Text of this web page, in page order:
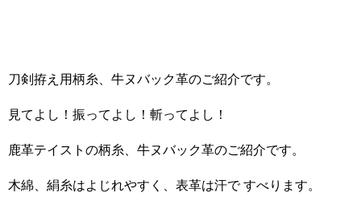
刀剣拵え用柄糸、牛ヌバック革のご紹介です。
見てよし！振ってよし！斬ってよし！
鹿革テイストの柄糸、牛ヌバック革のご紹介です。
木綿、絹糸はよじれやすく、表革は汗で すべります。